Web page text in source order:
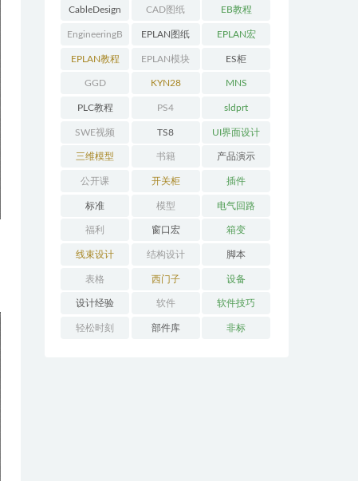
CableDesign CAD图纸 EB教程
EngineeringB
ase教程
EPLAN图纸 EPLAN宏
EPLAN教程 EPLAN模块 ES柜
GGD KYN28 MNS
PLC教程 PS4 sldprt
SWE视频 TS8 UI界面设计
三维模型 书籍 产品演示
公开课 开关柜 插件
标准 模型 电气回路
福利 窗口宏 箱变
线束设计 结构设计 脚本
表格 西门子 设备
设计经验 软件 软件技巧
轻松时刻 部件库 非标